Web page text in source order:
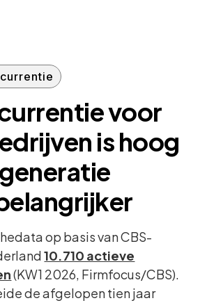
voor
is hoog
op basis van CBS-
10.710 actieve
(KW1 2026, Firmfocus/CBS).
de afgelopen tien jaar